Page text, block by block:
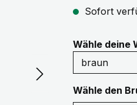
Sofort
Wähle deine
Wähle den